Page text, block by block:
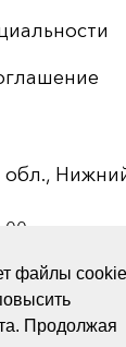
файлы
Продолжая
73